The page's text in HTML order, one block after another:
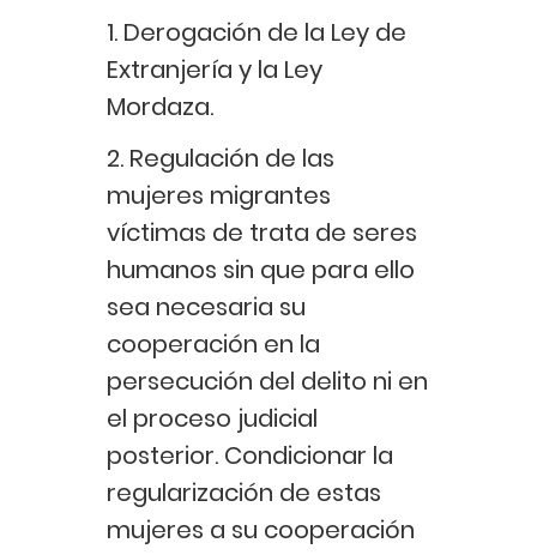
1. Derogación de la Ley de
Extranjería y la Ley
Mordaza.
2. Regulación de las
mujeres migrantes
víctimas de trata de seres
humanos sin que para ello
sea necesaria su
cooperación en la
persecución del delito ni en
el proceso judicial
posterior. Condicionar la
regularización de estas
mujeres a su cooperación